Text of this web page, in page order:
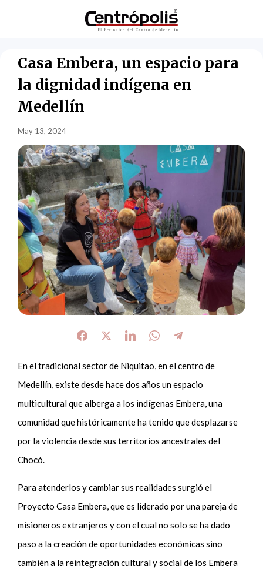
Casa Embera, un espacio para
la dignidad indígena en
Medellín
May 13, 2024
En el tradicional sector de Niquitao, en el centro de
Medellín, existe desde hace dos años un espacio
multicultural que alberga a los indígenas Embera, una
comunidad que históricamente ha tenido que desplazarse
por la violencia desde sus territorios ancestrales del
Chocó.
Para atenderlos y cambiar sus realidades surgió el
Proyecto Casa Embera, que es liderado por una pareja de
misioneros extranjeros y con el cual no solo se ha dado
paso a la creación de oportunidades económicas sino
también a la reintegración cultural y social de los Embera